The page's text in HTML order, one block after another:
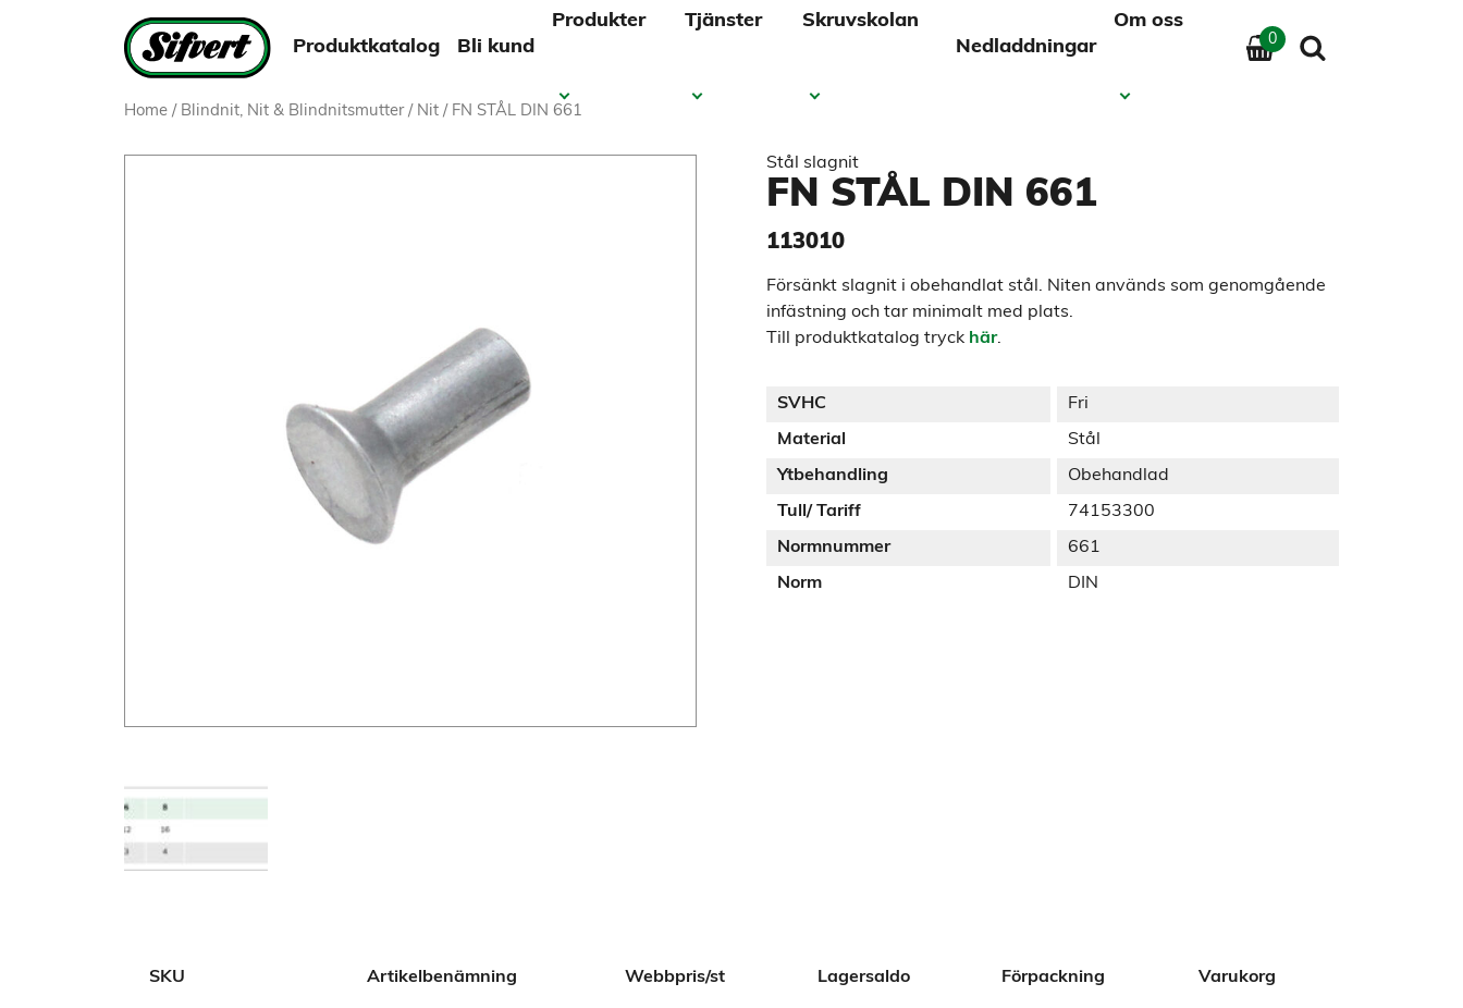
Produktkatalog Bli kund
Produkter Tjänster
Skruvskolan
Nedladdningar
Om oss
0
Home / Blindnit, Nit & Blindnitsmutter/ Nit / FN STÅL DIN 661
Stål slagnit
FN STÅL DIN 661
113010
Försänkt slagnit i obehandlat stål. Niten används som genomgående
infästning och tar minimalt med plats.
Till produktkatalog tryck här.
SVHC Fri
Material Stål
Ytbehandling Obehandlad
Tull/ Tariff 74153300
Normnummer 661
Norm DIN
SKU Artikelbenämning Webbpris/st Lagersaldo Förpackning Varukorg